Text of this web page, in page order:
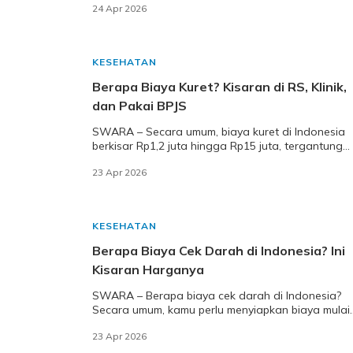
24 Apr 2026
KESEHATAN
Berapa Biaya Kuret? Kisaran di RS, Klinik,
dan Pakai BPJS
SWARA – Secara umum, biaya kuret di Indonesia
berkisar Rp1,2 juta hingga Rp15 juta, tergantung
23 Apr 2026
KESEHATAN
Berapa Biaya Cek Darah di Indonesia? Ini
Kisaran Harganya
SWARA – Berapa biaya cek darah di Indonesia?
Secara umum, kamu perlu menyiapkan biaya mulai
23 Apr 2026